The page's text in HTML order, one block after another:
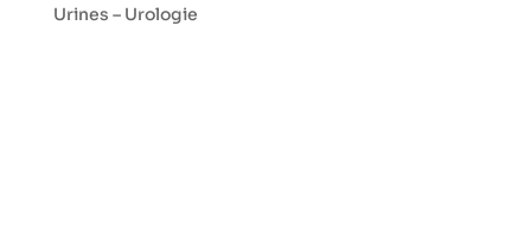
Urines – Urologie